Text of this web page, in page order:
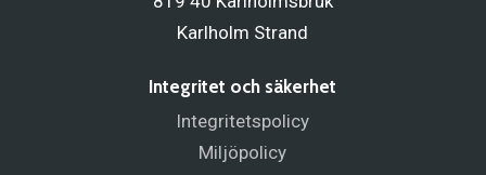
Karlholm Strand
Integritet och säkerhet
Integritetspolicy
Miljöpolicy